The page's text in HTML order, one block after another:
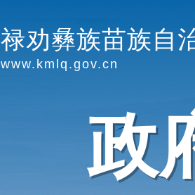
禄劝彝族苗族自
www.kmlq.gov.cn
政